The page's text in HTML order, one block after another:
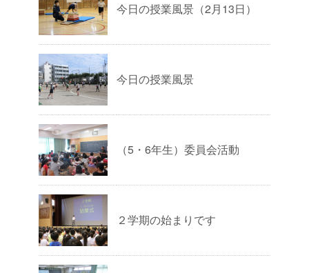
今日の授業風景（2月13日）
今日の授業風景
（5・6年生）委員会活動
２学期の始まりです